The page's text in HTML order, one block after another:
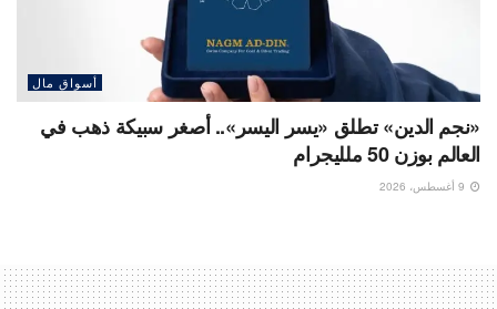
أسواق مال
«نجم الدين» تطلق «يسر اليسر».. أصغر سبيكة ذهب في
العالم بوزن 50 ملليجرام